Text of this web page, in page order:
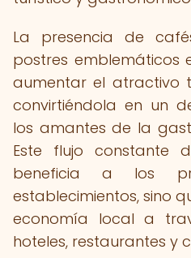
La presencia de
postres emblemáticos
aumentar el atractivo
convirtiéndola en un
los amantes de la
Este flujo constante
beneficia a los
establecimientos, sino
economía local a
hoteles, restaurantes y